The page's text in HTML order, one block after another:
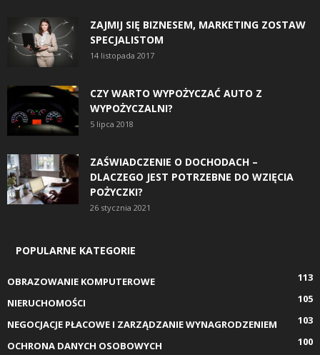
ZAJMIJ SIĘ BIZNESEM, MARKETING ZOSTAW
SPECJALISTOM
14 listopada 2017
CZY WARTO WYPOŻYCZAĆ AUTO Z
WYPOŻYCZALNI?
5 lipca 2018
ZAŚWIADCZENIE O DOCHODACH –
DLACZEGO JEST POTRZEBNE DO WZIĘCIA
POŻYCZKI?
26 stycznia 2021
POPULARNE KATEGORIE
OBRAZOWANIE KOMPUTEROWE
113
NIERUCHOMOŚCI
105
NEGOCJACJE PŁACOWE I ZARZĄDZANIE WYNAGRODZENIEM
103
OCHRONA DANYCH OSOBOWYCH
100